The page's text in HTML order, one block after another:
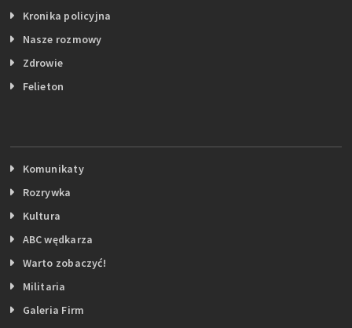
Kronika policyjna
Nasze rozmowy
Zdrowie
Felieton
Komunikaty
Rozrywka
Kultura
ABC wędkarza
Warto zobaczyć!
Militaria
Galeria Firm